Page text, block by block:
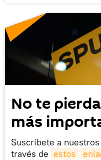
No te
más
Suscríbete a
través de estos